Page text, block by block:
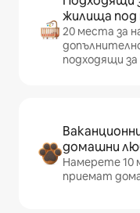
жилища под
20 места за
подходящи за
домашни
Намерете 10
приемат